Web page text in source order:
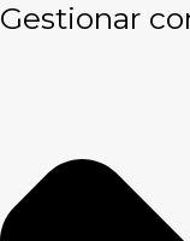
Gestionar